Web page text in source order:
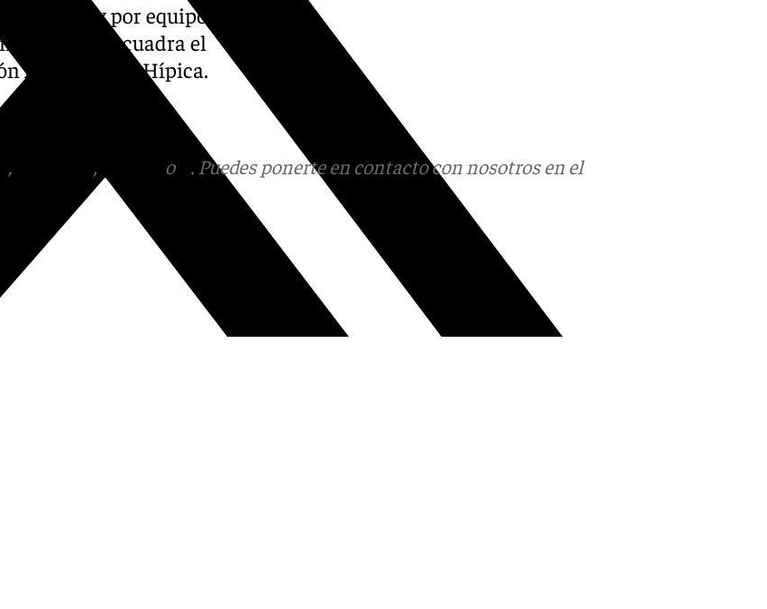
parejas y por equipos
la que se encuadra el
Andaluza de Hípica.
, , o
. Puedes ponerte en contacto con nosotros en el